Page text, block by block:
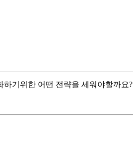
기위한 어떤 전략을 세워야할까요?